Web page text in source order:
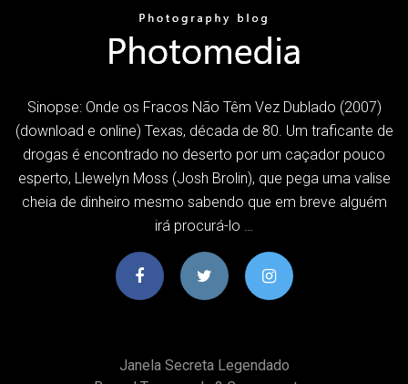
Sinopse: Onde os Fracos Não Têm Vez Dublado (2007)
(download e online) Texas, década de 80. Um traficante de
drogas é encontrado no deserto por um caçador pouco
esperto, Llewelyn Moss (Josh Brolin), que pega uma valise
cheia de dinheiro mesmo sabendo que em breve alguém
irá procurá-lo …
Janela Secreta Legendado